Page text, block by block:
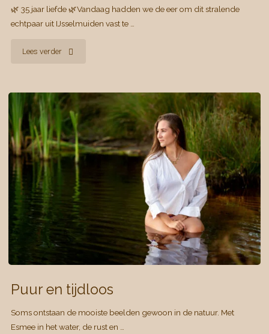
🌿 35 jaar liefde 🌿Vandaag hadden we de eer om dit stralende
echtpaar uit IJsselmuiden vast te …
Lees verder "35
liefde"
Puur en tijdloos
Soms ontstaan de mooiste beelden gewoon in de natuur. Met
Esmee in het water, de rust en …